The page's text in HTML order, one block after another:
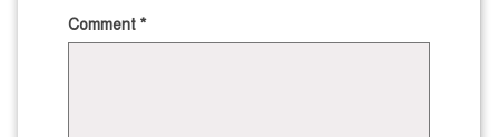
Comment *